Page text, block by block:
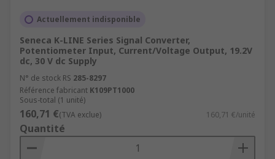
Actuellement indisponible
Seneca K-LINE Series Signal Converter,
Potentiometer Input, Current/Voltage Output, 19.2V
dc, 30 V dc Supply
N° de stock RS 285-8297
Référence fabricant K109PT1000
Sous-total (1 unité)
160,71 €(TVA exclue) 160,71 €/unité
Quantité